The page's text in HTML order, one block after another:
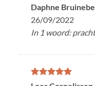
Gewaardeerd
5uit 5
Daphne
26/09/2022
In 1 woord:
Gewaardeerd